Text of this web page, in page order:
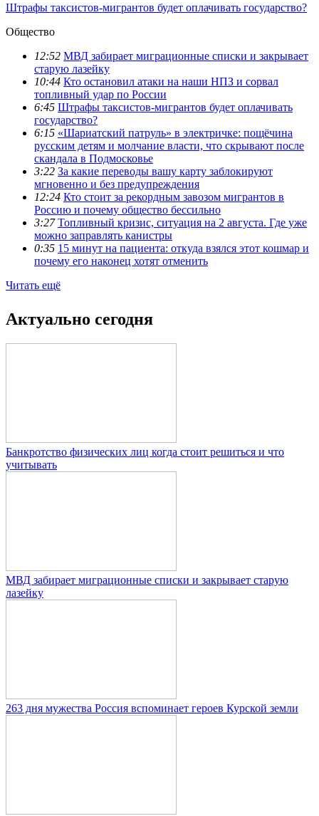
Штрафы таксистов-мигрантов будет оплачивать государство?
Общество
12:52 МВД забирает миграционные списки и закрывает
старую лазейку
10:44 Кто остановил атаки на наши НПЗ и сорвал
топливный удар по России
6:45 Штрафы таксистов-мигрантов будет оплачивать
государство?
6:15 «Шариатский патруль» в электричке: пощёчина
русским детям и молчание власти, что скрывают после
скандала в Подмосковье
3:22 За какие переводы вашу карту заблокируют
мгновенно и без предупреждения
12:24 Кто стоит за рекордным завозом мигрантов в
Россию и почему общество бессильно
3:27 Топливный кризис, ситуация на 2 августа. Где уже
можно заправлять канистры
0:35 15 минут на пациента: откуда взялся этот кошмар и
почему его наконец хотят отменить
Читать ещё
Актуально сегодня
Банкротство физических лиц когда стоит решиться и что
учитывать
МВД забирает миграционные списки и закрывает старую
лазейку
263 дня мужества Россия вспоминает героев Курской земли